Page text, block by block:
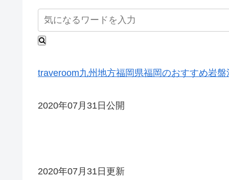
traveroom九州地方福岡県福岡のおすすめ岩
2020年07月31日公開
2020年07月31日更新